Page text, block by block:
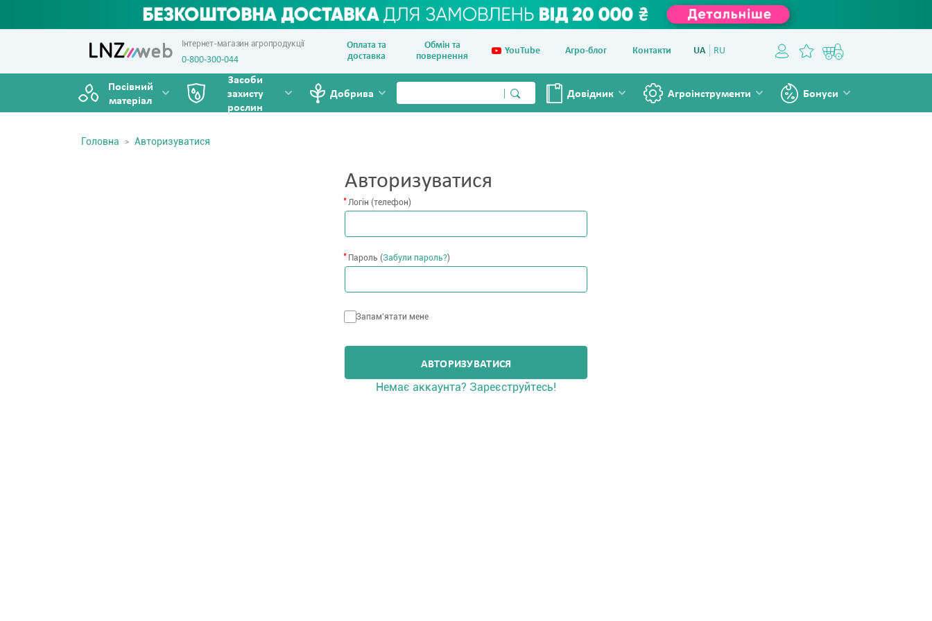
Інтернет-магазин агропродукції
0-800-300-044
Оплата та
доставка
Обмін та
повернення
YouTube Агро-блог Контакти UA RU
Посівний
матеріал
Засоби
захисту
рослин
Добрива Довiдник Агроінструменти Бонуси
Головна Авторизуватися
Авторизуватися
Логін (телефон)
Пароль (Забули пароль?)
Запам'ятати мене
АВТОРИЗУВАТИСЯ
Немає аккаунта? Зареєструйтесь!